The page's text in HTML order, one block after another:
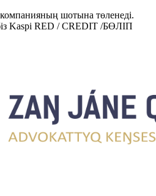
шотына төленеді.
Kaspi RED / CREDIT /БӨЛІП